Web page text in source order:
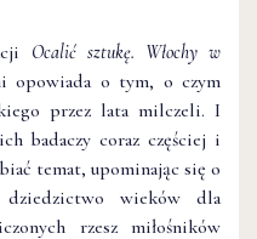
Ocalić sztukę. Włochy w
opowiada o tym, o czym
przez lata milczeli. I
badaczy coraz częściej i
temat, upominając się o
wieków dla
rzesz miłośników